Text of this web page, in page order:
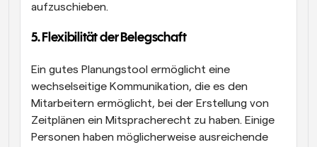
aufzuschieben.
5. Flexibilität der Belegschaft
Ein gutes Planungstool ermöglicht eine
wechselseitige Kommunikation, die es den
Mitarbeitern ermöglicht, bei der Erstellung von
Zeitplänen ein Mitspracherecht zu haben. Einige
Personen haben möglicherweise ausreichende